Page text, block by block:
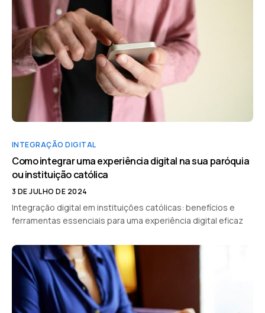
INTEGRAÇÃO DIGITAL
Como integrar uma experiência digital na sua paróquia
ou instituição católica
3 DE JULHO DE 2024
Integração digital em instituições católicas: benefícios e
ferramentas essenciais para uma experiência digital eficaz